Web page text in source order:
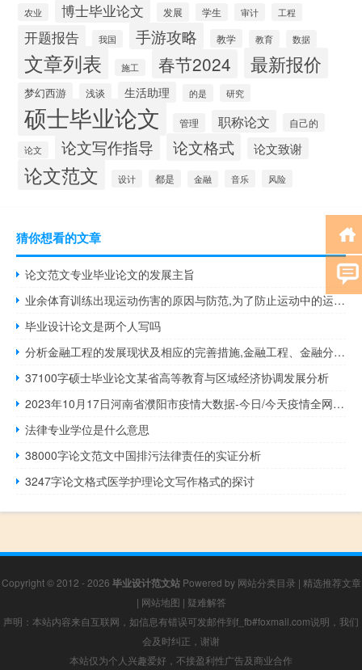
农业 博士毕业论文 发展 学生 审计 工程
开题报告 我国 手游攻略 教学 教育 数据
文章列表 施工 春节2024 最新报价
梦幻西游 浅谈 生活助理 的是 研究
硕士毕业论文 管理 职称论文 自己的
论文 论文写作指导 论文格式 论文致谢
论文范文 设计 都是 金融 音乐 风险
猜你想看的文章
论文范文专业毕业论文的发展主旨
业余体育训练出现运动伤害的原因与防范,为了防止运动中的运动损伤，应该采取以下哪一项措施？
毕业设计论文是两个人写吗
分析金融工程的发展现状及相应的完善措施,金融工程、金融分析和金融有什么不同？
37100字硕士毕业论文某省高等教育与区域经济协调发展分析
2023年10月17日河南省濮阳市疫情大数据-今日/今天疫情全网搜索最新实时消息动态情况通知播报
法律专业学位是什么意思
38000字论文范文中国排污法律责任的实证分析
3247字论文格式医学护理论文写作格式的探讨
Copyright © 2012 - 2026 毕业设计范文站Powered by 网站分类目录 | 精选推荐文章
| 网站地图 | 疑难解答
声明：本站内容来自互联网，如信息有错误可发邮件到f_fb#foxmail.com说明，我们
会及时纠正，谢谢
本站仅为个人兴趣爱好，不接盈利性广告及商业合作